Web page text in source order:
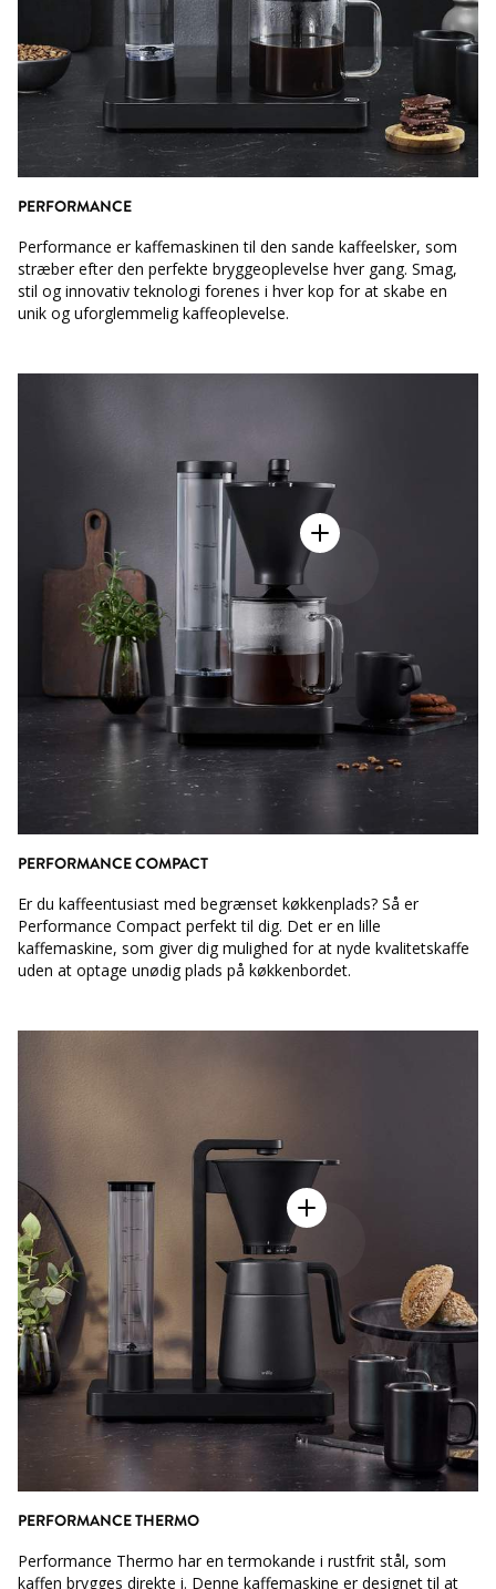
PERFORMANCE
Performance er kaffemaskinen til den sande kaffeelsker, som
stræber efter den perfekte bryggeoplevelse hver gang. Smag,
stil og innovativ teknologi forenes i hver kop for at skabe en
unik og uforglemmelig kaffeoplevelse.
PERFORMANCE COMPACT
Er du kaffeentusiast med begrænset køkkenplads? Så er
Performance Compact perfekt til dig. Det er en lille
kaffemaskine, som giver dig mulighed for at nyde kvalitetskaffe
uden at optage unødig plads på køkkenbordet.
PERFORMANCE THERMO
Performance Thermo har en termokande i rustfrit stål, som
kaffen brygges direkte i. Denne kaffemaskine er designet til at